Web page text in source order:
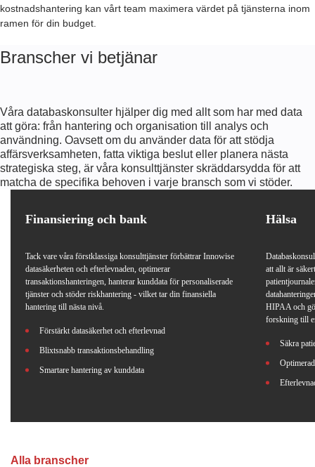
kostnadshantering kan vårt team maximera värdet på tjänsterna inom
ramen för din budget.
Branscher vi betjänar
Våra databaskonsulter hjälper dig med allt som har med data
att göra: från hantering och organisation till analys och
användning. Oavsett om du använder data för att stödja
affärsverksamheten, fatta viktiga beslut eller planera nästa
strategiska steg, är våra konsulttjänster skräddarsydda för att
matcha de specifika behoven i varje bransch som vi stöder.
Finansiering och bank
Tack vare våra förstklassiga konsulttjänster förbättrar Innowise
datasäkerheten och efterlevnaden, optimerar
transaktionshanteringen, hanterar kunddata för personaliserade
tjänster och stöder riskhantering - vilket tar din finansiella
hantering till nästa nivå.
Förstärkt datasäkerhet och efterlevnad
Blixtsnabb transaktionsbehandling
Smartare hantering av kunddata
Hälsa
att allt är
HIPAA och
forskning till
Säkra
Alla branscher